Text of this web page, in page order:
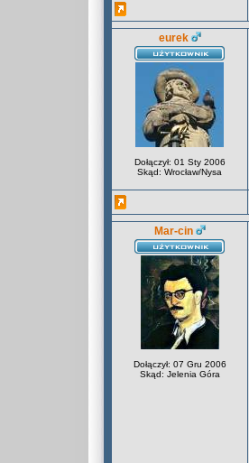
eurek
Dołączył: 01 Sty 2006
Skąd: Wrocław/Nysa
Mar-cin
Dołączył: 07 Gru 2006
Skąd: Jelenia Góra